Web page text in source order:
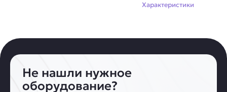
Характеристики
Не нашли нужное
оборудование?